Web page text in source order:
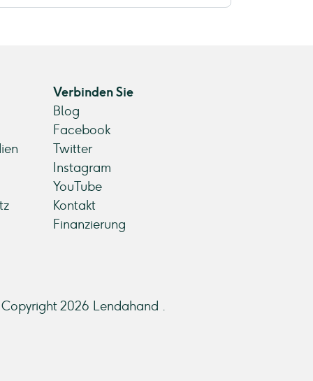
Verbinden Sie
Blog
Facebook
Twitter
Instagram
YouTube
Kontakt
Finanzierung
2026 Lendahand .